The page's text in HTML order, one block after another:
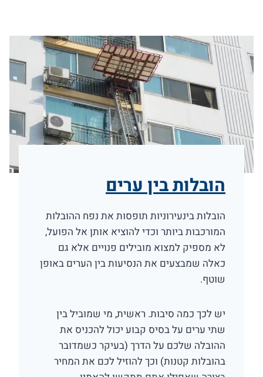
הובלות בין ערים
הובלות בינעירוניות תופסות את נפח ההובלות
המורכבות ביותר וכדי להוציא אותן אל הפועל,
לא מספיק למצוא מובילים פנויים אלא גם
כאלה שמבצעים את הנסיעות בין הערים באופן
שוטף.
יש לכך כמה סיבות. ראשית, מי שמוביל בין
שתי ערים על בסיס קבוע יכול להכניס את
ההובלה שלכם על הדרך (בעיקר כשמדובר
בהובלות קטנות) וכך להוזיל לכם את המחיר